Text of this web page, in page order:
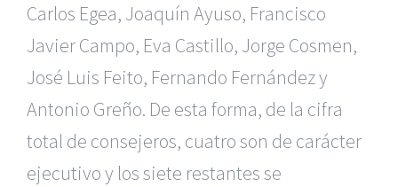
Carlos Egea, Joaquín Ayuso, Francisco
Javier Campo, Eva Castillo, Jorge Cosmen,
José Luis Feito, Fernando Fernández y
Antonio Greño. De esta forma, de la cifra
total de consejeros, cuatro son de carácter
ejecutivo y los siete restantes se